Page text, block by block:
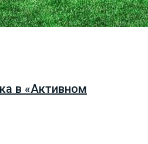
в «Активном